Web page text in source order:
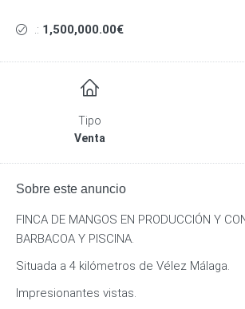
.: 1,500,000.00€
Tipo
Venta
Sobre este anuncio
FINCA DE MANGOS EN PRODUCCIÓN Y
BARBACOA Y PISCINA.
Situada a 4 kilómetros de Vélez Málaga.
Impresionantes vistas.